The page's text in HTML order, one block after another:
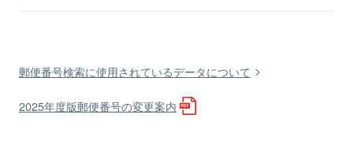
郵便番号検索に使用されているデータについて
2025年度版郵便番号の変更案内